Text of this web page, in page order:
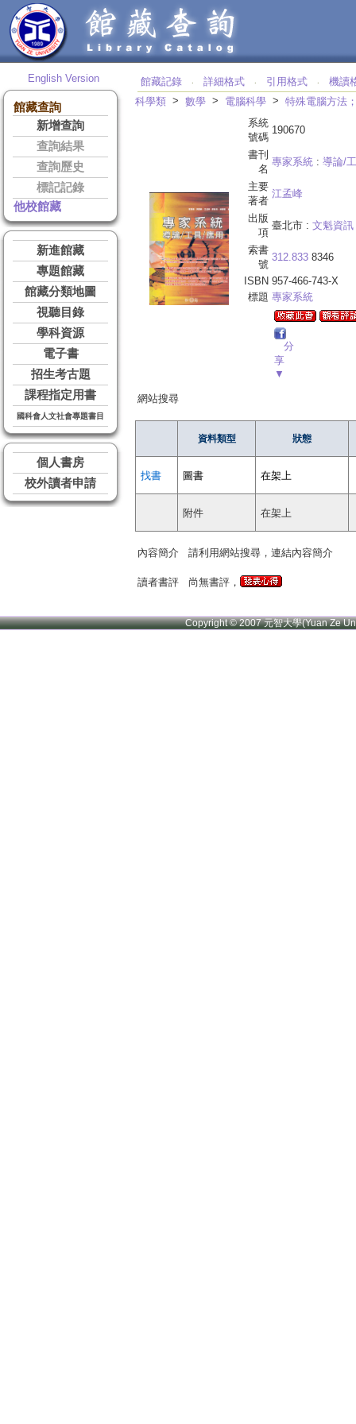
English Version
館藏查詢
新增查詢
查詢結果
查詢歷史
標記記錄
他校館藏
新進館藏
專題館藏
館藏分類地圖
視聽目錄
學科資源
電子書
招生考古題
課程指定用書
國科會人文社會專題書目
個人書房
校外讀者申請
館藏記錄 ‧ 詳細格式 ‧ 引用格式 ‧
機讀
科學類 > 數學 > 電腦科學 > 特殊電腦方法
系統
號碼
190670
書刊
名
專家系統 : 導論/
主要
著者
江孟峰
出版
項
臺北市 : 文魁資訊
索書
號
312.833 8346
ISBN 957-466-743-X
標題 專家系統
分
享
▼
網站搜尋
資料類型 狀態
找書 圖書 在架上
附件 在架上
內容簡介 請利用網站搜尋，連結內容簡介
讀者書評 尚無書評，
Copyright © 2007 元智大學(Yuan Ze